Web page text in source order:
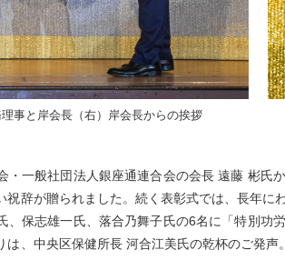
理事と岸会長（右）岸会長からの挨拶
・一般社団法人銀座通連合会の会長 遠藤 彬氏
祝辞が贈られました。続く表彰式では、長年に
、保志雄一氏、落合乃舞子氏の6名に「特別功
は、中央区保健所長 河合江美氏の乾杯のご発